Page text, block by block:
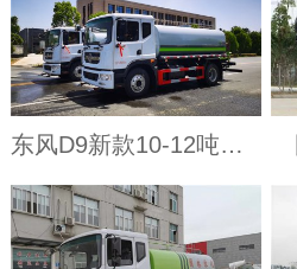
东风D9新款10-12吨洒水车--国六系列